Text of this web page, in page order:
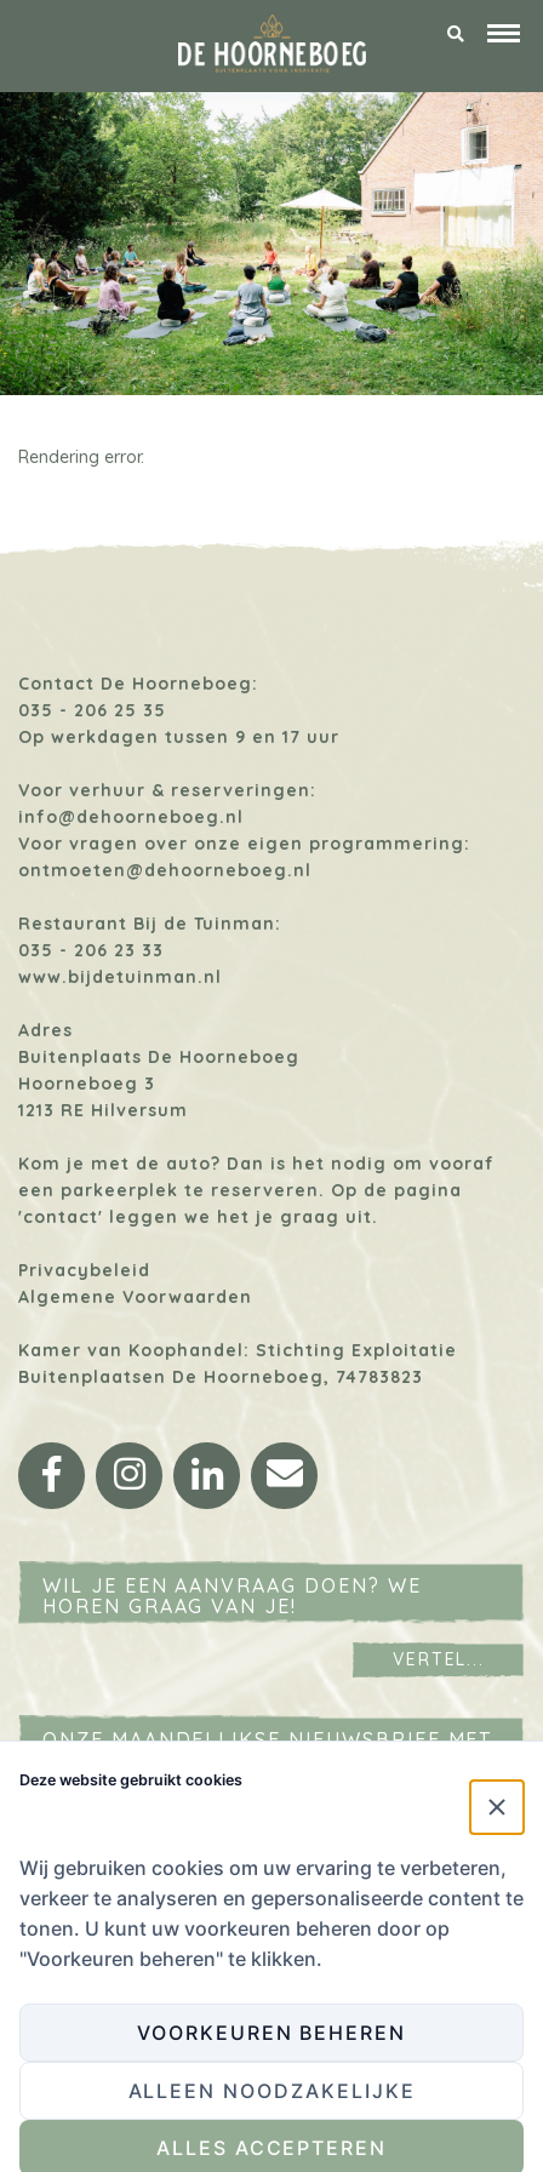
Rendering error.
Contact De Hoorneboeg:
035 - 206 25 35
Op werkdagen tussen 9 en 17 uur
Voor verhuur & reserveringen:
info@dehoorneboeg.nl
Voor vragen over onze eigen programmering:
ontmoeten@dehoorneboeg.nl
Restaurant Bij de Tuinman:
035 - 206 23 33
www.bijdetuinman.nl
Adres
Buitenplaats De Hoorneboeg
Hoorneboeg 3
1213 RE Hilversum
Kom je met de auto? Dan is het nodig om vooraf
een parkeerplek te reserveren. Op de pagina
'contact' leggen we het je graag uit.
Privacybeleid
Algemene Voorwaarden
Kamer van Koophandel: Stichting Exploitatie
Buitenplaatsen De Hoorneboeg, 74783823
Facebook
Instagram
LinkedIn
Email
WIL JE EEN AANVRAAG DOEN? WE
HOREN GRAAG VAN JE!
VERTEL...
ONZE MAANDELIJKSE NIEUWSBRIEF MET
stem
in
Ik stem in met hetPrivacybeleid.
Website ontwikkeling door Eenvoud, ontwerp door Zender
Deze website gebruikt cookies
Wij gebruiken cookies om uw ervaring te verbeteren,
verkeer te analyseren en gepersonaliseerde content te
tonen. U kunt uw voorkeuren beheren door op
"Voorkeuren beheren" te klikken.
VOORKEUREN BEHEREN
ALLEEN NOODZAKELIJKE
ALLES ACCEPTEREN